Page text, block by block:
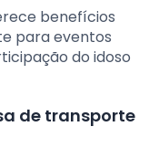
benefícios
para eventos
do idoso
de transporte